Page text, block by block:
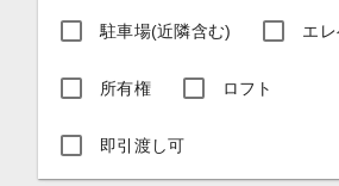
駐車場(近隣含む) エ
所有権 ロフト
即引渡し可